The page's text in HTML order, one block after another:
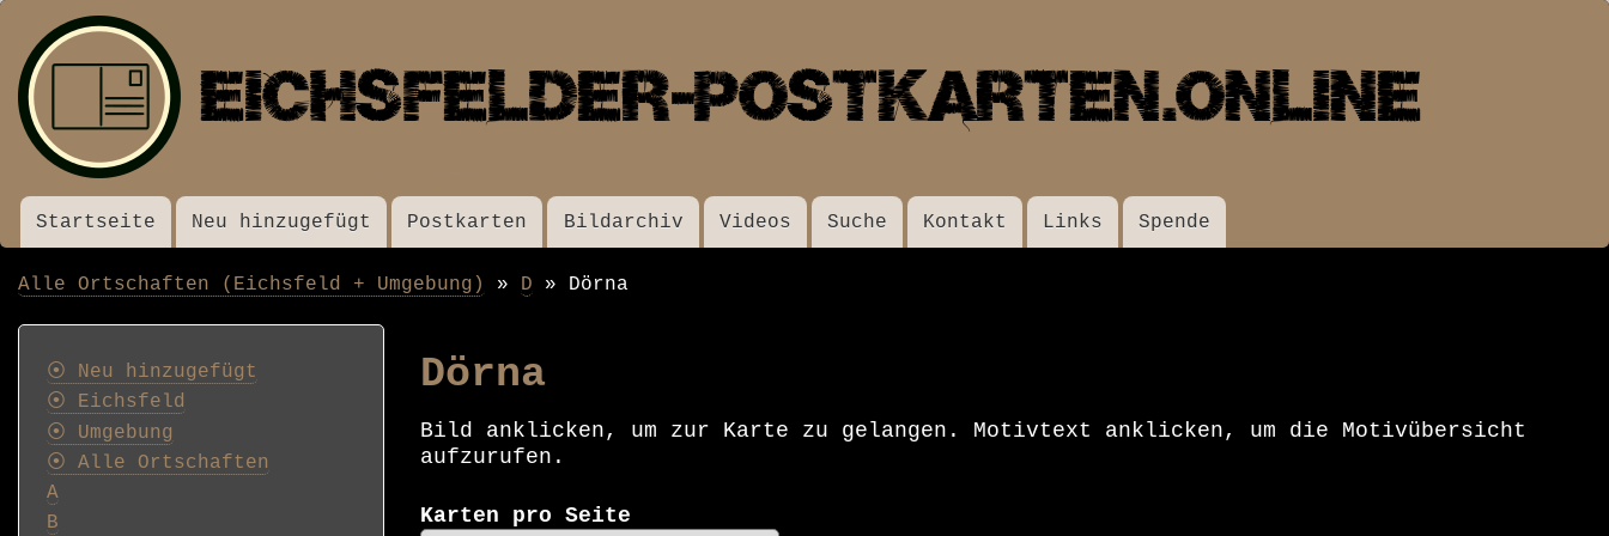
Inhalt
MenüStartseite Neu hinzugefügt Postkarten Bildarchiv Videos Suche Kontakt Links Spende
Alle Ortschaften (Eichsfeld + Umgebung) D Dörna
Dörna
Bild anklicken, um zur Karte zu gelangen. Motivtext anklicken, um die Motivübersicht
aufzurufen.
Karten pro Seite
Postkarten
⦿ Neu hinzugefügt
⦿ Eichsfeld
⦿ Umgebung
⦿ Alle Ortschaften
A
B